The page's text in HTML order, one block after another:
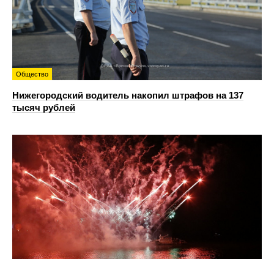
Общество
Нижегородский водитель накопил штрафов на 137
тысяч рублей